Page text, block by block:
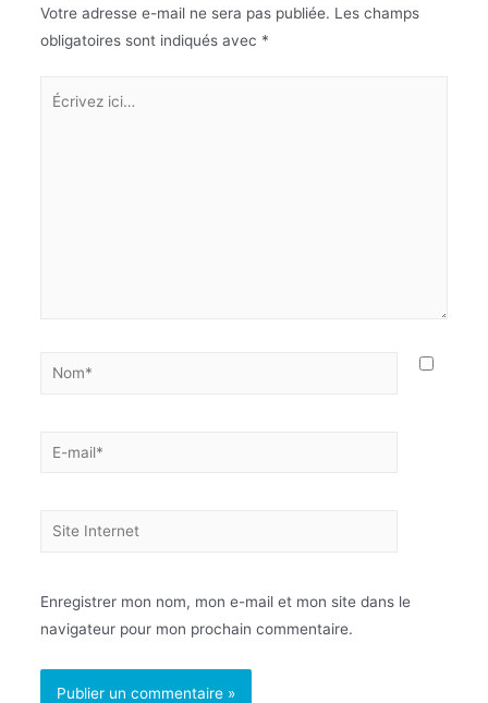
Votre adresse e-mail ne sera pas publiée. Les champs
obligatoires sont indiqués avec *
Enregistrer mon nom, mon e-mail et mon site dans le
navigateur pour mon prochain commentaire.